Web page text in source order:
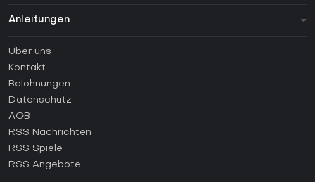
Anleitungen
Anleitungen
Wie aktiviert man einen Steam CD Key?
Wie aktiviert man einen Epic Games CD Key?
Wie aktiviert man einen GOG CD Key?
Wie aktiviert man einen Ubisoft Connect CD Key?
Über uns
Kontakt
Belohnungen
Datenschutz
AGB
RSS Nachrichten
RSS Spiele
RSS Angebote